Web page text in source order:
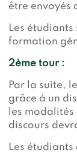
être envoyés
Les
formation
2ème tour :
Par la suite,
grâce à un
les
discours
Les